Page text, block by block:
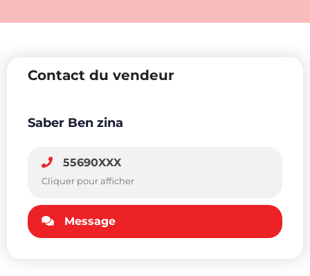
Contact du vendeur
Saber Ben zina
55690XXX
Cliquer pour afficher
Message